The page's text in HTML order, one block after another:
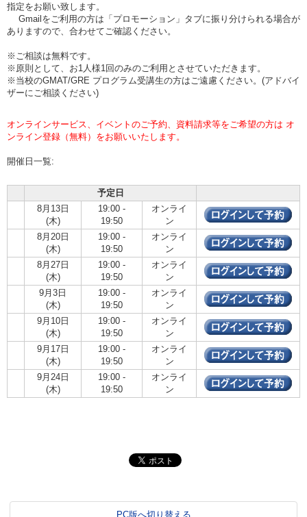
指定をお願い致します。
Gmailをご利用の方は「プロモーション」タブに振り分けられる場合が
ありますので、合わせてご確認ください。
※ご相談は無料です。
※原則として、お1人様1回のみのご利用とさせていただきます。
※当校のGMAT/GRE プログラム受講生の方はご遠慮ください。(アドバイ
ザーにご相談ください)
オンラインサービス、イベントのご予約、資料請求等をご希望の方は オ
ンライン登録（無料）をお願いいたします。
開催日一覧:
予定日
8月13日
(木)
19:00 -
19:50
オンライ
ン
8月20日
(木)
19:00 -
19:50
オンライ
ン
8月27日
(木)
19:00 -
19:50
オンライ
ン
9月3日
(木)
19:00 -
19:50
オンライ
ン
9月10日
(木)
19:00 -
19:50
オンライ
ン
9月17日
(木)
19:00 -
19:50
オンライ
ン
9月24日
(木)
19:00 -
19:50
オンライ
ン
PC版へ切り替える